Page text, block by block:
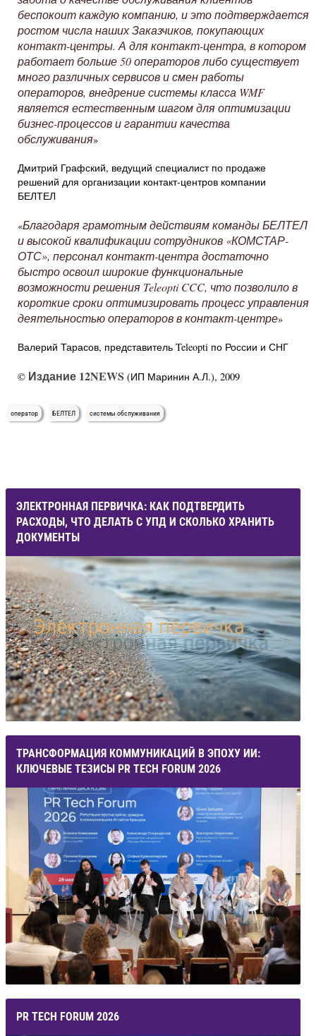
беспокоит каждую компанию, и это подтверждается
ростом числа наших Заказчиков, покупающих
контакт-центры. А для контакт-центра, в котором
работает больше 50 операторов либо существует
много различных сервисов и смен работы
операторов, внедрение системы класса WMF
является естественным шагом для оптимизации
бизнес-процессов и гарантии качества
обслуживания»
Дмитрий Графский, ведущий специалист по продаже
решений для организации контакт-центров компании
БЕЛТЕЛ
«Благодаря грамотным действиям команды БЕЛТЕЛ
и высокой квалификации сотрудников «КОМСТАР-
ОТС», персонал контакт-центра достаточно
быстро освоил широкие функциональные
возможности решения Teleopti CCC, что позволило в
короткие сроки оптимизировать процесс управления
деятельностью операторов в контакт-центре»
Валерий Тарасов, представитель Teleopti по России и СНГ
© Издание 12NEWS (ИП Маринин А.Л.), 2009
оператор БЕЛТЕЛ системы обслуживания
ЭЛЕКТРОННАЯ ПЕРВИЧКА: КАК ПОДТВЕРДИТЬ
РАСХОДЫ, ЧТО ДЕЛАТЬ С УПД И СКОЛЬКО ХРАНИТЬ
ДОКУМЕНТЫ
ТРАНСФОРМАЦИЯ КОММУНИКАЦИЙ В ЭПОХУ ИИ:
КЛЮЧЕВЫЕ ТЕЗИСЫ PR TECH FORUM 2026
PR TECH FORUM 2026